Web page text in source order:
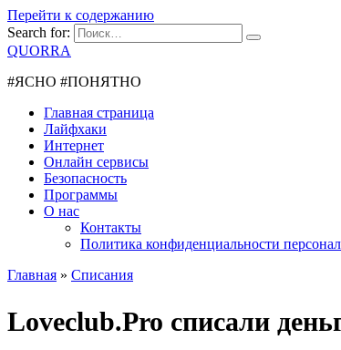
Перейти к содержанию
Search for:
QUORRA
#ЯСНО #ПОНЯТНО
Главная страница
Лайфхаки
Интернет
Онлайн сервисы
Безопасность
Программы
О нас
Контакты
Политика конфиденциальности
Главная » Списания
Loveclub.Pro списали